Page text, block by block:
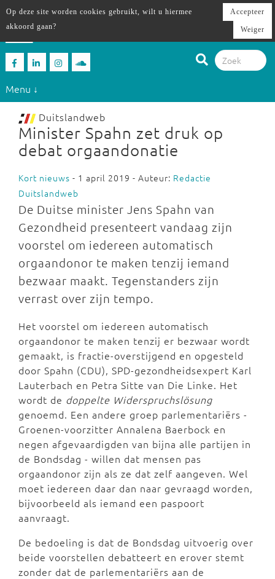
Menu ↓
Duitslandweb
Minister Spahn zet druk op
debat orgaandonatie
Kort nieuws - 1 april 2019 - Auteur: Redactie
Duitslandweb
De Duitse minister Jens Spahn van
Gezondheid presenteert vandaag zijn
voorstel om iedereen automatisch
orgaandonor te maken tenzij iemand
bezwaar maakt. Tegenstanders zijn
verrast over zijn tempo.
Het voorstel om iedereen automatisch
orgaandonor te maken tenzij er bezwaar wordt
gemaakt, is fractie-overstijgend en opgesteld
door Spahn (CDU), SPD-gezondheidsexpert Karl
Lauterbach en Petra Sitte van Die Linke. Het
wordt de doppelte Widerspruchslösung
genoemd. Een andere groep parlementariërs -
Groenen-voorzitter Annalena Baerbock en
negen afgevaardigden van bijna alle partijen in
de Bondsdag - willen dat mensen pas
orgaandonor zijn als ze dat zelf aangeven. Wel
moet iedereen daar dan naar gevraagd worden,
bijvoorbeeld als iemand een paspoort
aanvraagt.
De bedoeling is dat de Bondsdag uitvoerig over
beide voorstellen debatteert en erover stemt
zonder dat de parlementariërs aan de
Op deze site worden cookies gebruikt, wilt u hiermee
akkoord gaan?
Accepteer
Weiger